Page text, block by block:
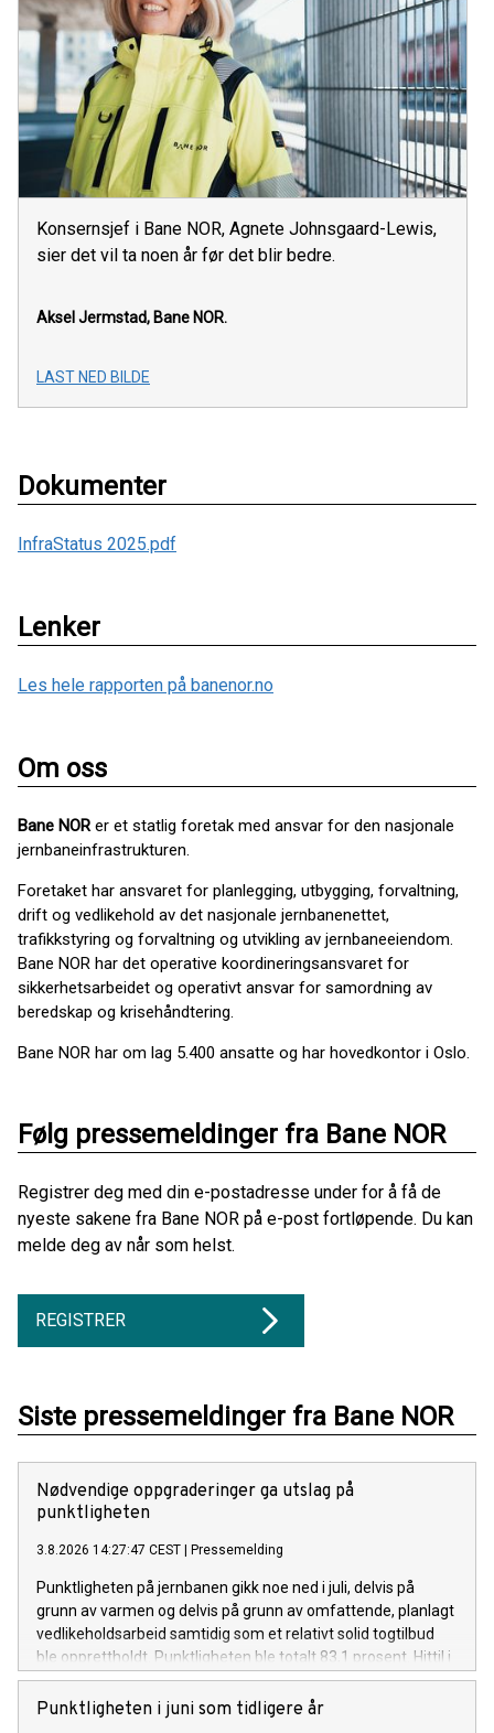
Konsernsjef i Bane NOR, Agnete Johnsgaard-Lewis,
sier det vil ta noen år før det blir bedre.
Aksel Jermstad, Bane NOR.
LAST NED BILDE
Dokumenter
InfraStatus 2025.pdf
Lenker
Les hele rapporten på banenor.no
Om oss
Bane NORer et statlig foretak med ansvar for den nasjonale
jernbaneinfrastrukturen.
Foretaket har ansvaret for planlegging, utbygging, forvaltning,
drift og vedlikehold av det nasjonale jernbanenettet,
trafikkstyring og forvaltning og utvikling av jernbaneeiendom.
Bane NOR har det operative koordineringsansvaret for
sikkerhetsarbeidet og operativt ansvar for samordning av
beredskap og krisehåndtering.
Bane NOR har om lag 5.400 ansatte og har hovedkontor i Oslo.
Følg pressemeldinger fra Bane NOR
Registrer deg med din e-postadresse under for å få de
nyeste sakene fra Bane NOR på e-post fortløpende. Du kan
melde deg av når som helst.
REGISTRER
Siste pressemeldinger fra Bane NOR
Nødvendige oppgraderinger ga utslag på
punktligheten
3.8.2026 14:27:47 CEST Pressemelding
Punktligheten på jernbanen gikk noe ned i juli, delvis på
grunn av varmen og delvis på grunn av omfattende, planlagt
vedlikeholdsarbeid samtidig som et relativt solid togtilbud
ble opprettholdt. Punktligheten ble totalt 83,1 prosent. Hittil i
år er punktligheten for hele landet 87,5 prosent.
Punktligheten i juni som tidligere år